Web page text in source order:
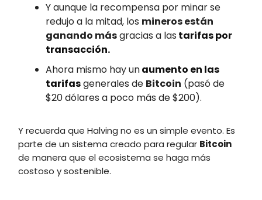
Y aunque la recompensa por minar se
redujo a la mitad, los mineros están
ganando másgracias a las tarifas por
transacción.
Ahora mismo hay unaumento en las
tarifasgenerales de Bitcoin (pasó de
$20 dólares a poco más de $200).
Y recuerda que Halving no es un simple evento. Es
parte de un sistema creado para regular Bitcoin
de manera que el ecosistema se haga más
costoso y sostenible.